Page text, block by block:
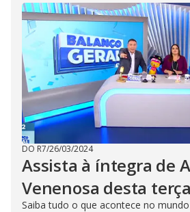
DO R7/26/03/2024
Assista à íntegra de
Venenosa desta
Saiba tudo o que acontece no